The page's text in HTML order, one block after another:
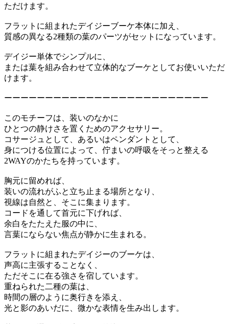
ただけます。
フラットに組まれたデイジーブーケ本体に加え、
質感の異なる2種類の葉のパーツがセットになっています。
デイジー単体でシンプルに、
または葉を組み合わせて立体的なブーケとしてお使いいただ
けます。
ーーーーーーーーーーーーーーーーーーーーーーーーー
このモチーフは、装いのなかに
ひとつの静けさを置くためのアクセサリー。
コサージュとして、あるいはペンダントとして、
身につける位置によって、佇まいの呼吸をそっと整える
2WAYのかたちを持っています。
胸元に留めれば、
装いの流れがふと立ち止まる場所となり、
視線は自然と、そこに集まります。
コードを通して首元に下げれば、
余白をたたえた服の中に、
言葉にならない焦点が静かに生まれる。
フラットに組まれたデイジーのブーケは、
声高に主張することなく、
ただそこに在る強さを宿しています。
重ねられた二種の葉は、
時間の層のように奥行きを添え、
光と影のあいだに、微かな表情を生み出します。